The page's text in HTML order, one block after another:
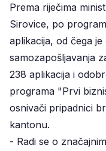
Prema riječima
Sirovice, po
aplikacija, od čega
samozapošljavanja
238 aplikacija i
programa "Prvi
osnivači pripadnici
kantonu.
- Radi se o